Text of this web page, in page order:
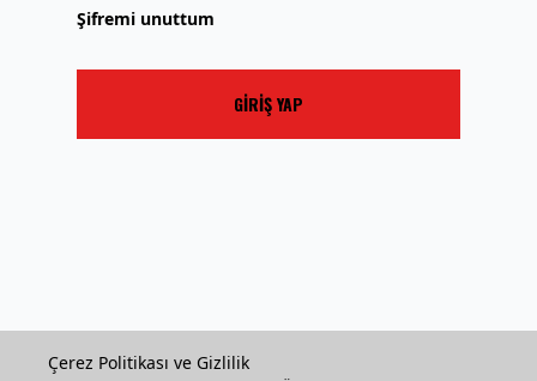
Şifremi unuttum
GİRİŞ YAP
Çerez Politikası ve Gizlilik